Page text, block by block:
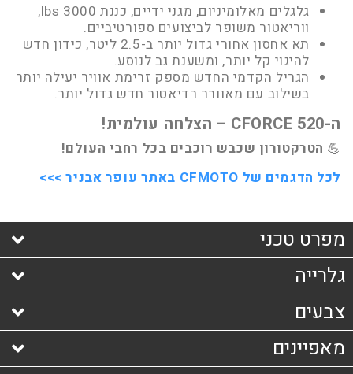
גלגלים מאלומיניום, מגני ידיים, כננת 3000 lbs,
ווריאטור משופר לביצועים ספורטיביים.
תא אחסון אחורי גדול יותר ב-2.5 ליטר, כידון חדש
להיגוי קל יותר, ומשענת גב לנוסע.
הגריל הקדמי החדש מספק זרימת אוויר יעילה יותר
בשילוב עם מאוורר רדיאטור חדש גדול יותר.
ה-CFORCE 520 – הצלחה עולמית!
💪 הטרקטורון שכבש רוכבים בכל רחבי העולם!
לכל הדגמים של CFMOTO באתר עופר אבניר >>>
מפרט טכני
מנוע
סוג
495 ס"מ, קירור מים
גלרייה
צבעים
מאפיינים